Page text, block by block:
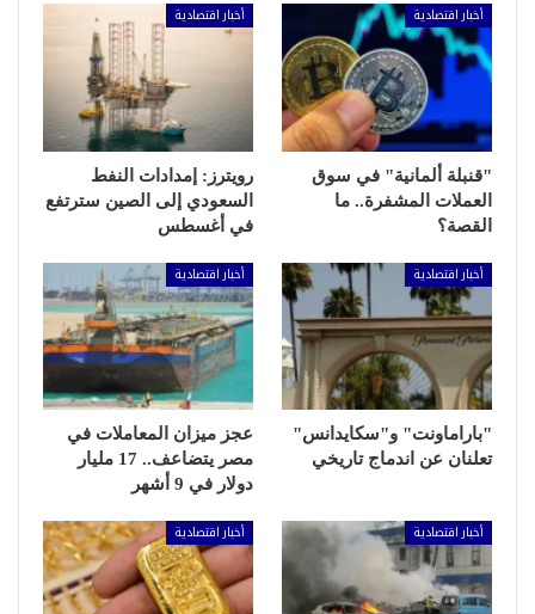
أخبار اقتصادية
"قنبلة ألمانية" في سوق
العملات المشفرة.. ما
القصة؟
أخبار اقتصادية
رويترز: إمدادات النفط
السعودي إلى الصين سترتفع
في أغسطس
أخبار اقتصادية
"باراماونت" و"سكايدانس"
تعلنان عن اندماج تاريخي
أخبار اقتصادية
عجز ميزان المعاملات في
مصر يتضاعف.. 17 مليار
دولار في 9 أشهر
أخبار اقتصادية أخبار اقتصادية